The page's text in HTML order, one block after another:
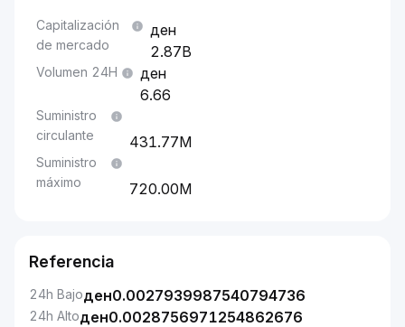
Capitalización
de mercado
2.87B
Volumen 24H
6.66
Suministro
circulante
431.77M
Suministro
máximo
720.00M
Referencia
24h Bajoден0.0027939987540794736
24h Altoден0.0028756971254862676